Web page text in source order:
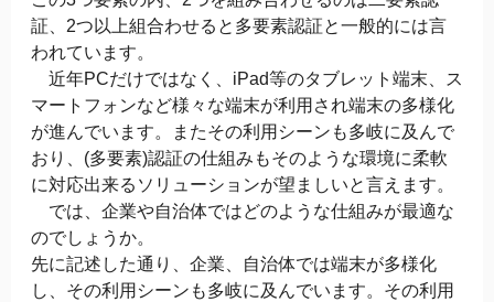
証、2つ以上組合わせると多要素認証と一般的には言
われています。
近年PCだけではなく、iPad等のタブレット端末、ス
マートフォンなど様々な端末が利用され端末の多様化
が進んでいます。またその利用シーンも多岐に及んで
おり、(多要素)認証の仕組みもそのような環境に柔軟
に対応出来るソリューションが望ましいと言えます。
では、企業や自治体ではどのような仕組みが最適な
のでしょうか。
先に記述した通り、企業、自治体では端末が多様化
し、その利用シーンも多岐に及んでいます。その利用